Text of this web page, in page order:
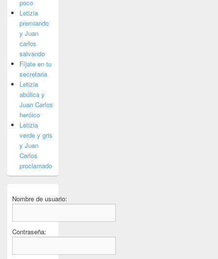
poco
Letizia
premiando
y Juan
carlos
salvando
Fíjate en tu
secretaria
Letizia
abúlica y
Juan Carlos
heróico
Letizia
verde y gris
y Juan
Carlos
proclamado
Nombre de usuario:
Contraseña: